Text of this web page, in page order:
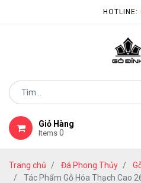
HOTLINE:
Giỏ Hàng
Items 0
Trang chủ Đá Phong Thủy
Tác Phẩm Gỗ Hóa Thạch Cao